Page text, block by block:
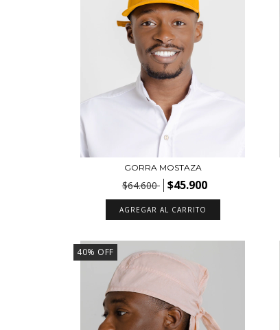
GORRA MOSTAZA
$64.600 $45.900
AGREGAR AL CARRITO
40% OFF